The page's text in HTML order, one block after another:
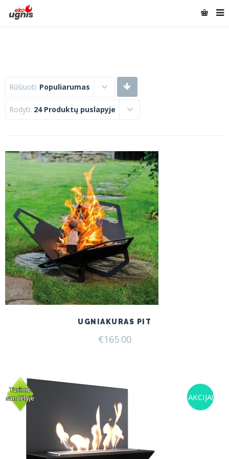
Rūšiuoti: Populiarumas
Rodyti: 24 Produktų puslapyje
UGNIAKURAS PIT
€165.00
AKCIJA!